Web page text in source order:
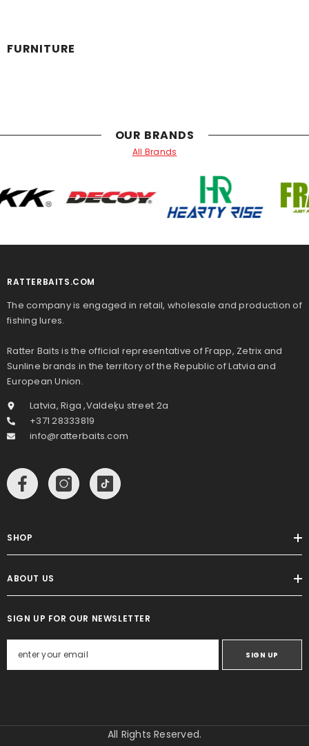
FURNITURE
OUR BRANDS
All Brands
RATTERBAITS.COM
The company is engaged in retail, wholesale and production of
fishing lures.
Ratter Baits is the official representative of Frapp, Zetrix and
Sunline brands in the territory of the Republic of Latvia and
European Union.
Latvia, Riga ,Valdeķu street 2a
+371 28333819
info@ratterbaits.com
SHOP
ABOUT US
SIGN UP FOR OUR NEWSLETTER
SIGN UP
All Rights Reserved.